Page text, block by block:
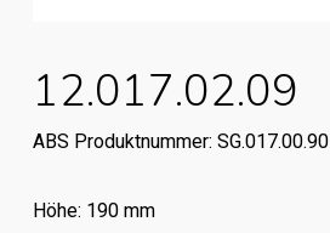
12.017.02.09
ABS Produktnummer: SG.017.00.90
Höhe: 190 mm